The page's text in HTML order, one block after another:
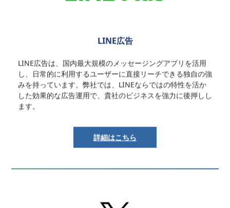
LINE広告
LINE広告は、国内最大規模のメッセージングアプリを活用
し、日常的に利用するユーザーに直接リーチできる独自の強
みを持っています。弊社では、LINEならではの特性を活か
した効果的な広告運用で、貴社のビジネスを強力に後押しし
ます。
詳細はこちら